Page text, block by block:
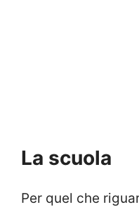
La scuola
Per quel che